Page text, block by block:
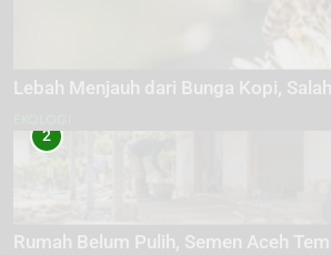
Lebah Menjauh dari Bunga Kopi,
2
Rumah Belum Pulih, Semen Aceh